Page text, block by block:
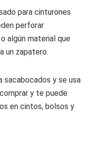
para cinturones
perforar
algún material que
un zapatero.
sacabocados y se usa
y te puede
en cintos, bolsos y